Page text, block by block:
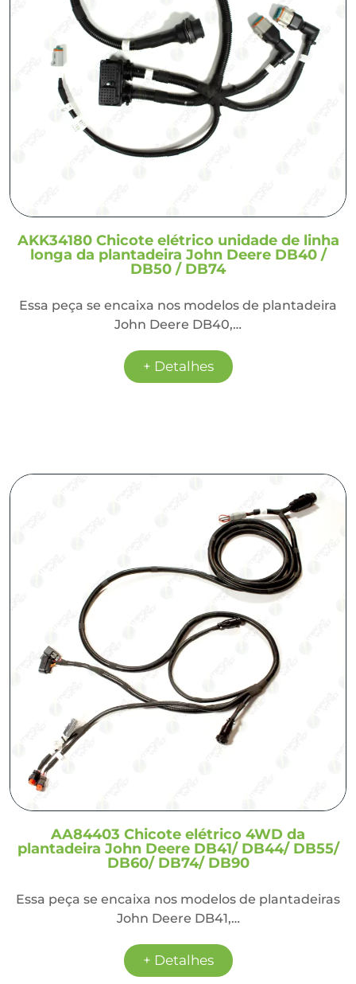
AKK34180 Chicote elétrico unidade de linha
longa da plantadeira John Deere DB40 /
DB50 / DB74
Essa peça se encaixa nos modelos de plantadeira
John Deere DB40,…
+ Detalhes
AA84403 Chicote elétrico 4WD da
plantadeira John Deere DB41/ DB44/ DB55/
DB60/ DB74/ DB90
Essa peça se encaixa nos modelos de plantadeiras
John Deere DB41,…
+ Detalhes